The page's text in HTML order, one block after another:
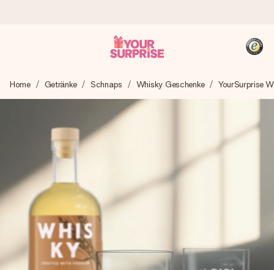
Wir bereiten dein Geschenk sorgfältig vor und schicken es
blitzschnell – damit du es genau zum richtigen Zeitpunkt
überreichen kannst, wenn es am meisten zählt.
4,8 (basierend auf +15.000 Bewertungen)
Unsere Geschenke begeistern. Kunden bewerten uns mit
4,8 bei Google Reviews (Gesamtergebnis aller Länder, in
die wir versenden).
+49 39292 929695
Home Getränke Schnaps Whisky Geschenke YourSurprise